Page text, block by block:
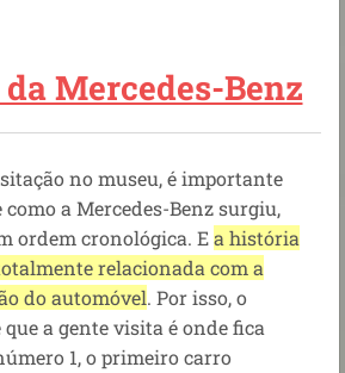
Mercedes-Benz
no museu, é importante
a Mercedes-Benz surgiu,
ordem cronológica. Ea história
relacionada com a
do automóvel. Por isso, o
a gente visita éonde fica
1, o primeiro carro